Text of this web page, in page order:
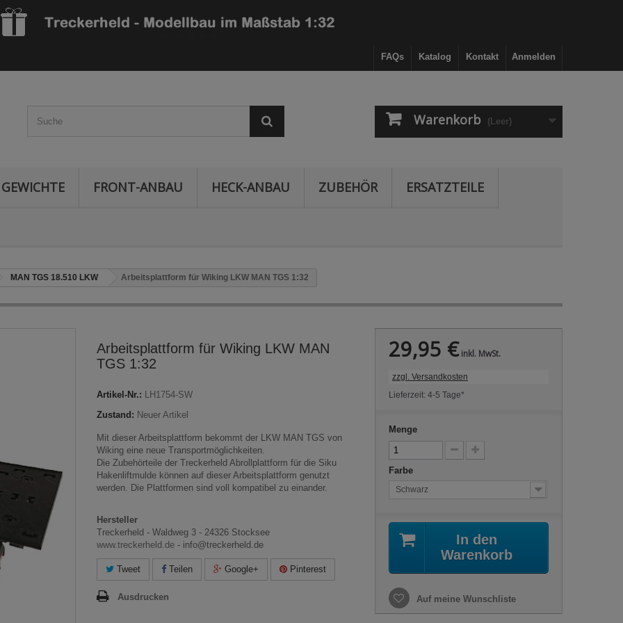
Anmelden
Kontakt
Katalog
FAQs
Warenkorb (Leer)
GEWICHTE FRONT-ANBAU HECK-ANBAU ZUBEHÖR ERSATZTEILE
MAN TGS 18.510 LKW Arbeitsplattform für Wiking LKW MAN TGS 1:32
Arbeitsplattform für Wiking LKW MAN
TGS 1:32
Artikel-Nr.: LH1754-SW
Zustand: Neuer Artikel
Mit dieser Arbeitsplattform bekommt der LKW MAN TGS von
Wiking eine neue Transportmöglichkeiten.
Die Zubehörteile der Treckerheld Abrollplattform für die Siku
Hakenliftmulde können auf dieser Arbeitsplattform genutzt
werden. Die Plattformen sind voll kompatibel zu einander.
Hersteller
Treckerheld - Waldweg 3 - 24326 Stocksee
www.treckerheld.de - info@treckerheld.de
Tweet Teilen Google+ Pinterest
Ausdrucken
29,95 €inkl. MwSt.
zzgl. Versandkosten
Lieferzeit: 4-5 Tage*
Menge
Farbe
Schwarz
In den
Warenkorb
Auf meine Wunschliste